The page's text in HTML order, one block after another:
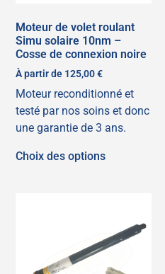
Moteur de volet roulant
Simu solaire 10nm –
Cosse de connexion noire
À partir de 125,00€
Moteur reconditionné et
testé par nos soins et donc
une garantie de 3 ans.
Choix des options